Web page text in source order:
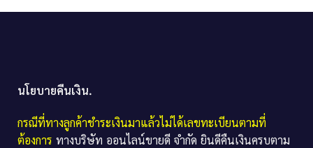
นโยบายคืนเงิน.
กรณีที่ทางลูกค้าชำระเงินมาแล้วไม่ได้เลขทะเบียนตามที่
ต้องการ ทางบริษัท ออนไลน์ขายดี จำกัด ยินดีคืนเงินครบตาม